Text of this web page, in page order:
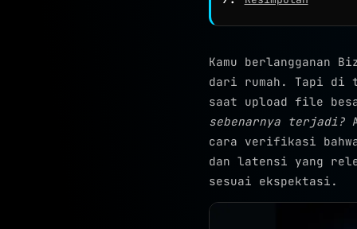
Kamu berlangganan
dari rumah. Tapi di
saat upload file
sebenarnya terjadi?
cara verifikasi
dan latensi yang
sesuai ekspektasi.